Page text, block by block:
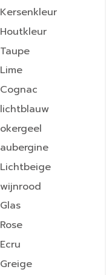
Kersenkleur
Houtkleur
Taupe
Lime
Cognac
lichtblauw
okergeel
aubergine
Lichtbeige
wijnrood
Glas
Rose
Ecru
Greige